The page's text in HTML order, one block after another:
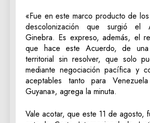
«Fue en este marco producto de
descolonización que surgió el
Ginebra. Es expreso, además, el
que hace este Acuerdo, de una
territorial sin resolver, que solo
mediante negociación pacífica y
aceptables tanto para
Guyana», agrega la minuta.
Vale acotar, que este 11 de agosto,